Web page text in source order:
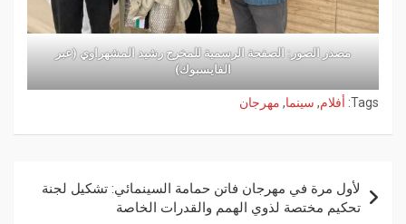
مصدر الصور: الصفحة الرسمية للمخرج رشيد المشهراوي (عبر
الفايسبوك)
Tags: أفلام, سينما, مهرجان
لأول مرة في مهرجان فاتن حمامة السينمائي: تشكيل لجنة
تحكيم مختصة لذوي الهمم والقدرات الخاصة